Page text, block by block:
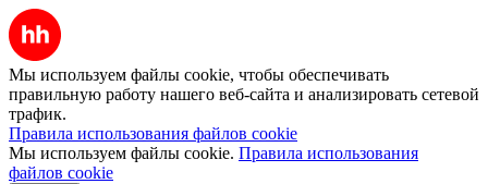
Мы используем файлы cookie, чтобы обеспечивать
правильную работу нашего веб-сайта и анализировать сетевой
трафик.
Правила использования файлов cookie
Мы используем файлы cookie. Правила использования
файлов cookie